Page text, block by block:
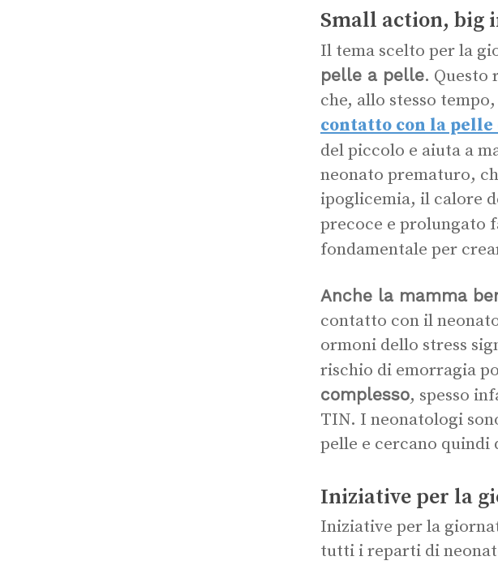
Small action, big
Il tema scelto per la
pelle a pelle. Questo
che, allo stesso
contatto con la
del piccolo e aiuta a
neonato prematuro,
ipoglicemia, il calore
precoce e prolungato
fondamentale per
Anche la mamma
contatto con il
ormoni dello stress
rischio di emorragia
complesso, spesso
TIN. I neonatologi
pelle e cercano quindi
Iniziative per la
Iniziative per la
tutti i reparti di